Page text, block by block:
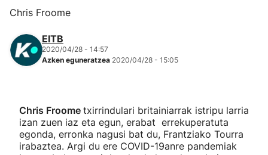
Mendi-lasterketak
Kirol gehiago
Chris Froome
EITB
2020/04/28 - 14:57
Azken eguneratzea 2020/04/28 - 15:05
Chris Froome txirrindulari britainiarrak istripu larria
izan zuen iaz eta egun, erabat errekuperatuta
egonda, erronka nagusi bat du, Frantziako Tourra
irabaztea. Argi du ere COVID-19anre pandemiak